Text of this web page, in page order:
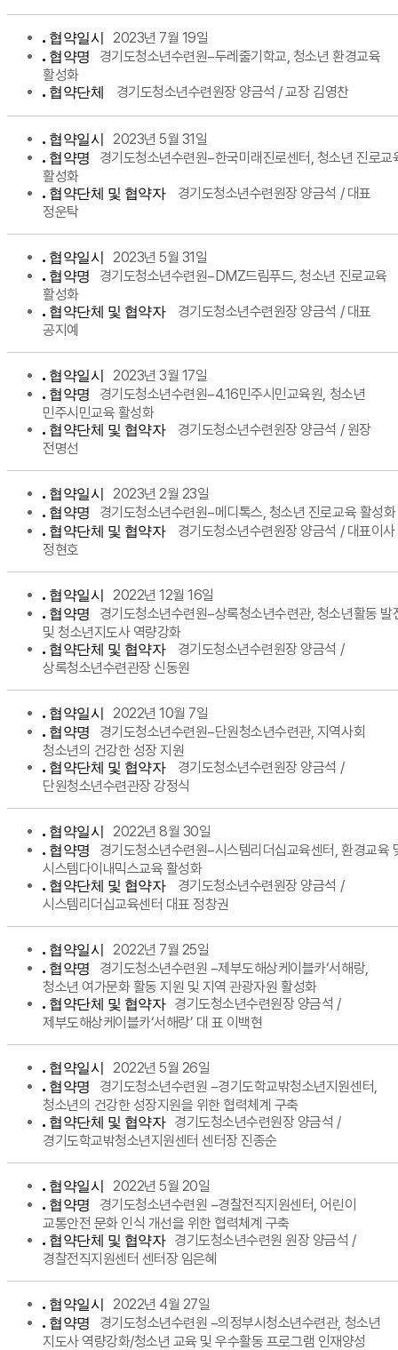
협약일시 2023년 7월 19일
협약명
경기도청소년수련원−두레줄기학교, 청소년 환경교육
활성화
협약단체 경기도청소년수련원장 양금석 / 교장 김영찬
협약일시 2023년 5월 31일
협약명
경기도청소년수련원−한국미래진로센터, 청소년 진로교
활성화
협약단체 및 협약자
경기도청소년수련원장 양금석 / 대표
정운탁
협약일시 2023년 5월 31일
협약명
경기도청소년수련원−DMZ드림푸드, 청소년 진로교육
활성화
협약단체 및 협약자
경기도청소년수련원장 양금석 / 대표
공지예
협약일시 2023년 3월 17일
협약명
경기도청소년수련원−4.16민주시민교육원, 청소년
민주시민교육 활성화
협약단체 및 협약자
경기도청소년수련원장 양금석 / 원장
전명선
협약일시 2023년 2월 23일
협약명 경기도청소년수련원−메디톡스, 청소년 진로교육 활성화
협약단체 및 협약자
경기도청소년수련원장 양금석 / 대표이사
정현호
협약일시 2022년 12월 16일
협약명
경기도청소년수련원−상록청소년수련관, 청소년활동 발
및 청소년지도사 역량강화
협약단체 및 협약자
경기도청소년수련원장 양금석 /
상록청소년수련관장 신동원
협약일시 2022년 10월 7일
협약명
경기도청소년수련원−단원청소년수련관, 지역사회
청소년의 건강한 성장 지원
협약단체 및 협약자
경기도청소년수련원장 양금석 /
단원청소년수련관장 강정식
협약일시 2022년 8월 30일
협약명
경기도청소년수련원−시스템리더십교육센터, 환경교육
시스템다이내믹스교육 활성화
협약단체 및 협약자
경기도청소년수련원장 양금석 /
시스템리더십교육센터 대표 정창권
협약일시 2022년 7월 25일
협약명
경기도청소년수련원 −제부도해상케이블카‘서해랑,
청소년 여가문화 활동 지원 및 지역 관광자원 활성화
협약단체 및 협약자
경기도청소년수련원장 양금석 /
제부도해상케이블카‘서해랑’ 대 표 이백현
협약일시 2022년 5월 26일
협약명
경기도청소년수련원 −경기도학교밖청소년지원센터,
청소년의 건강한 성장지원을 위한 협력체계 구축
협약단체 및 협약자
경기도청소년수련원장 양금석 /
경기도학교밖청소년지원센터 센터장 진종순
협약일시 2022년 5월 20일
협약명
경기도청소년수련원 −경찰전직지원센터, 어린이
교통안전 문화 인식 개선을 위한 협력체계 구축
협약단체 및 협약자
경기도청소년수련원 원장 양금석 /
경찰전직지원센터 센터장 임은혜
협약일시 2022년 4월 27일
협약명
경기도청소년수련원 −의정부시청소년수련관, 청소년
지도사 역량강화/청소년 교육 및 우수활동 프로그램 인재양성